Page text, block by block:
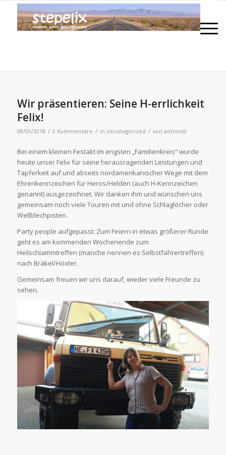
Wir präsentieren: Seine H-errlichkeit
Felix!
08/05/2018 / 0 Kommentare / in Uncategorized / von administ
Bei einem kleinen Festakt im engsten „Familienkreis“ wurde
heute unser Felix für seine herausragenden Leistungen und
Tapferkeit auf und abseits nordamerikanischer Wege mit dem
Ehrenkennzeichen für Heros/Helden (auch H-Kennzeichen
genannt) ausgezeichnet. Wir danken ihm und wünschen uns
gemeinsam noch viele Touren mit und ohne Schlaglöcher oder
Wellblechpisten.
Party people aufgepasst: Zum Feiern in etwas größerer Runde
geht es am kommenden Wochenende zum
Heilschlammtreffen (manche nennen es Selbstfahrertreffen)
nach Brakel/Höxter.
Gemeinsam freuen wir uns darauf, wieder viele Freunde zu
sehen.